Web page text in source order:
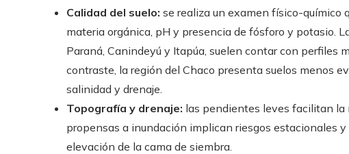
Calidad del suelo: se realiza un examen físico-químico
materia orgánica, pH y presencia de fósforo y potasio.
Paraná, Canindeyú y Itapúa, suelen contar con perfiles
contraste, la región del Chaco presenta suelos menos
salinidad y drenaje.
Topografía y drenaje: las pendientes leves facilitan la
propensas a inundación implican riesgos estacionales
elevación de la cama de siembra.